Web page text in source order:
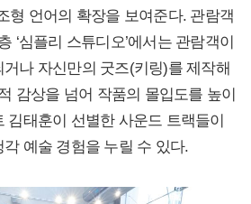
형 언어의 확장을 보여준다. 관람객
‘심플리 스튜디오’에서는 관람객이
나 자신만의 굿즈(키링)를 제작해
감상을 넘어 작품의 몰입도를 높이
김태훈이 선별한 사운드 트랙들이
예술 경험을 누릴 수 있다.